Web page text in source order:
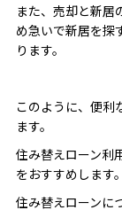
また、売却と新居
め急いで新居を探
ります。
このように、便利
ます。
住み替えローン利
をおすすめします。
住み替えローンに